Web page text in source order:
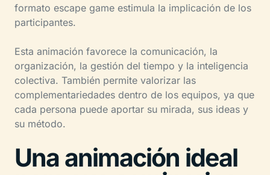
formato escape game estimula la implicación de los
participantes.
Esta animación favorece la comunicación, la
organización, la gestión del tiempo y la inteligencia
colectiva. También permite valorizar las
complementariedades dentro de los equipos, ya que
cada persona puede aportar su mirada, sus ideas y
su método.
Una animación ideal